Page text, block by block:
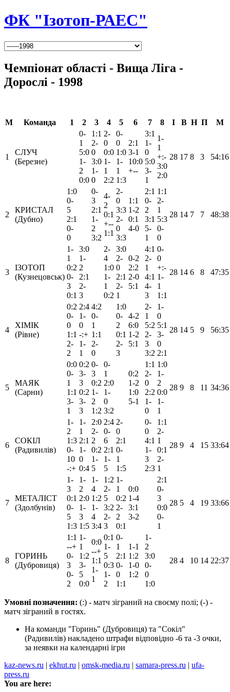
ФК "Ізотоп-РАЕС"
Чемпіонат області - Вища Ліга -
Дорослі - 1998
М Команда 1 2 3 4 5 6 7 8 І В Н П М
1
СЛУЧ
(Березне)
0-
1
5:0
1-
2
0:0
1:1
2-
0
3:0
1-
0
2-
0
0:0
1-
1
2:2
0-
0
1:0
1-
1
1:3
2:1
3-1
10:0
+--
3:1
1-
0
5:0
3-
1
1-
1
+:-
3:0
2:0
28 17 8 3 54:16
2
КРИСТАЛ
(Дубно)
1:0
0-
5
2:1
0-
0
0-
3
2:1
1-
2
3:2
4-
2
0:1
+--
1:1
2-
0
3:3
2-
0
3:3
1:1
1-2
0:1
4-0
2:1
0-
2
3:1
5-
1
1:1
2-
1
5:3
0-
0
28 14 7 7 48:38
3
ІЗОТОП
(Кузнецовськ)
1-
1
0:2
0-
3
0:1
3:0
1-
2
2:1
2-
3
2-
4
1:0
1-
1
0:2
3:0
2-
0
2:1
2-
1
0-2
2:2
2-0
5:1
4:1
2-
1
4:1
4-
3
0-
0
+:-
1-
1
1:1
28 14 6 8 47:35
4
ХІМІК
(Рівне)
0:2
0-
0
1:1
2-
2
2:4
1-
0
-:+
1-
1
4:2
0-
1
1:1
2-
0
1:0
0-
2
0:1
2-
3
4-2
6:0
1-2
5:1
2-
1
5:2
2-
3
3:2
1-
0
5:1
3-
0
2:1
28 14 5 9 56:35
5
МАЯК
(Сарни)
0:0
0-
1
1:1
3-
1
0:2
3-
3
0:2
3-
3
0-
3
0:2
1-
2
1:2
0-
1
2:0
1-
0
3:2
0:2
1-2
1:0
5-1
1:1
2-
0
2:2
1-
0
1:0
1-
2
0:0
1-
1
28 9 8 11 34:36
6
СОКІЛ
(Радивилів)
1-
2
1:3
0-
10
-:+
1-
1
2:1
1-
0
0:4
2:0
2-
2
0:2
1-
5
2:4
0-
6
2:1
1-
5
2-
0
2:1
0-
1
1:5
0-
0
4:1
1-
3
2:3
1:1
2-
1
0:1
2-
1
28 9 4 15 33:64
7
МЕТАЛІСТ
(Здолбунів)
1-
3
0:1
0-
5
1:3
1-
2
2:0
1-
3
1:5
1-
4
1:2
1-
4
3:4
1:2
2-
5
3:2
2-
3
1-
1
0:2
2-
2
0:1
0:0
1-4
3:1
3-2
2:1
0-
3
0:0
0-
1
28 5 4 19 33:66
8
ГОРИНЬ
(Дубровиця)
1:1
--+
0-
3
0-
2
1-
1
1:2
3-
5
0:0
0:0
--+
1:1
1-
1
0:1
1-
5
0:3
1-
2
0-
1
2:1
0-
0
1:1
1-1
1:2
1-0
1:2
1-
2
3:0
0-
0
1:0
28 4 10 14 22:37
Умовні позначення: (:) - матч зіграний на своєму полі; (-) -
матч зіграний в гостях.
На команди "Горинь" (Дубровиця) та "Сокіл"
(Радивилів) накладено штрафи відповідно -6 та -3 очки,
за неявки на календарні ігри
kaz-news.ru | ekhut.ru | omsk-media.ru | samara-press.ru | ufa-
press.ru
You are here: